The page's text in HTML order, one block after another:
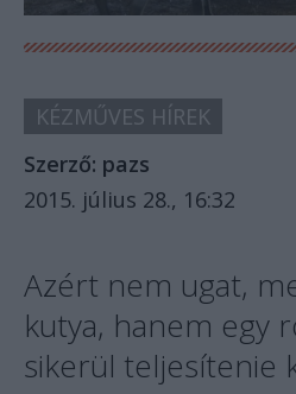
KÉZMŰVES HÍREK
Szerző: pazs
2015. július 28., 16:32
Azért nem ugat,
kutya, hanem egy
sikerül teljesítenie